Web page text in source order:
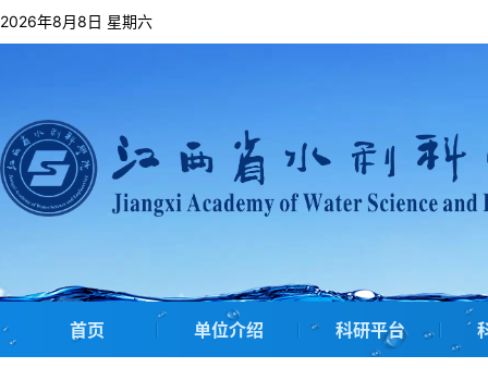
2026年8月8日 星期六
首页 单位介绍 科研平台